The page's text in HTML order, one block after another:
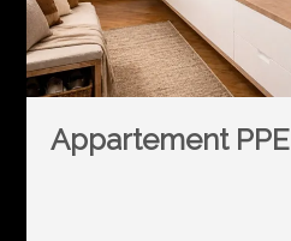
Appartement PPE